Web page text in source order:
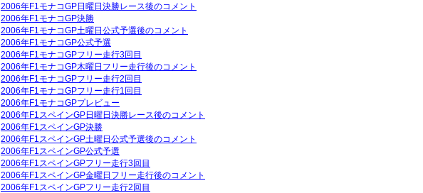
2006年F1モナコGP日曜日決勝レース後のコメント
2006年F1モナコGP決勝
2006年F1モナコGP土曜日公式予選後のコメント
2006年F1モナコGP公式予選
2006年F1モナコGPフリー走行3回目
2006年F1モナコGP木曜日フリー走行後のコメント
2006年F1モナコGPフリー走行2回目
2006年F1モナコGPフリー走行1回目
2006年F1モナコGPプレビュー
2006年F1スペインGP日曜日決勝レース後のコメント
2006年F1スペインGP決勝
2006年F1スペインGP土曜日公式予選後のコメント
2006年F1スペインGP公式予選
2006年F1スペインGPフリー走行3回目
2006年F1スペインGP金曜日フリー走行後のコメント
2006年F1スペインGPフリー走行2回目